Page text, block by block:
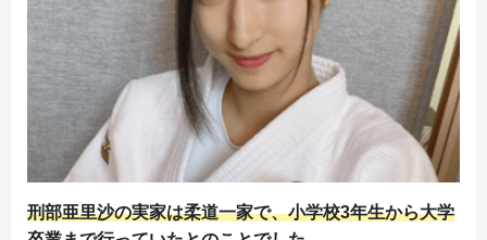
刑部亜里沙の実家は柔道一家で、小学校3年生から大学